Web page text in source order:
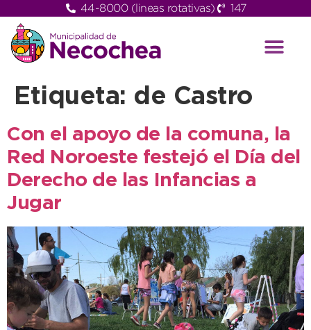
44-8000 (lineas rotativas) 147
Etiqueta: de Castro
Con el apoyo de la comuna, la
Red Noroeste festejó el Día del
Derecho de las Infancias a
Jugar